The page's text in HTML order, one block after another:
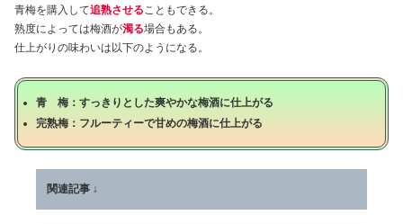
青梅を購入して追熟させることもできる。
熟度によっては梅酒が濁る場合もある。
仕上がりの味わいは以下のようになる。
青 梅：すっきりとした爽やかな梅酒に仕上がる
完熟梅：フルーティーで甘めの梅酒に仕上がる
関連記事 ↓